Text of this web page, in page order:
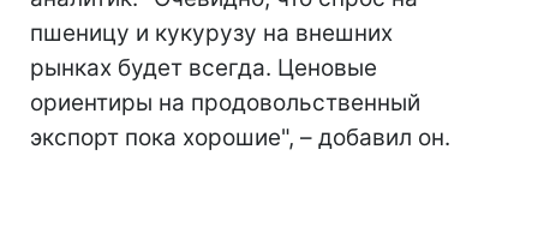
пшеницу и кукурузу на внешних
рынках будет всегда. Ценовые
ориентиры на продовольственный
экспорт пока хорошие", – добавил он.